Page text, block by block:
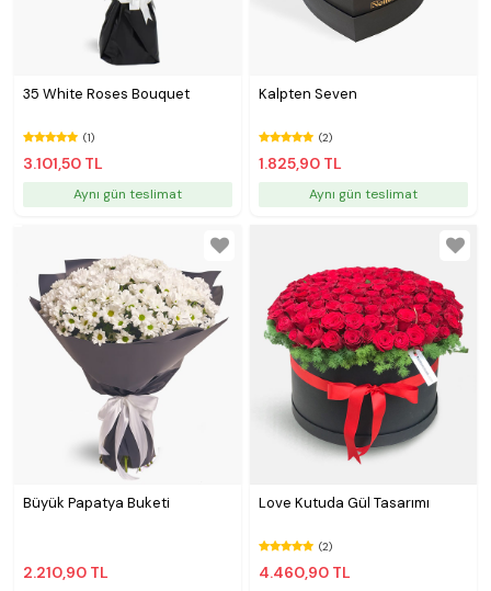
35 White Roses Bouquet
(1)
3.101,50 TL
Aynı gün teslimat
Kalpten Seven
(2)
1.825,90 TL
Aynı gün teslimat
Büyük Papatya Buketi
2.210,90 TL
Love Kutuda Gül Tasarımı
(2)
4.460,90 TL